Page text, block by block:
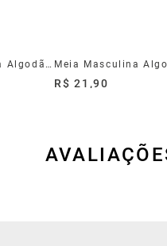
Kit 3 Pares Meia Masculina Básica Algodão Poliamida Preta 39/44
R$ 21,90